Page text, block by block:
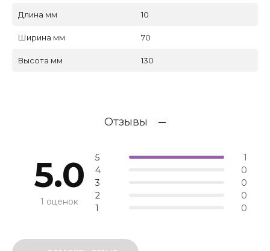
Длина мм 10
Ширина мм 70
Высота мм 130
Отзывы
5.0
1 оценок
5
1
4
0
3
0
2
0
1
0